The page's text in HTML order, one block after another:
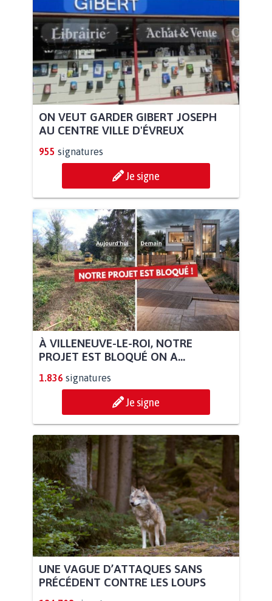
ON VEUT GARDER GIBERT JOSEPH
AU CENTRE VILLE D'ÉVREUX
955 signatures
Je signe
À VILLENEUVE-LE-ROI, NOTRE
PROJET EST BLOQUÉ ON A...
1.836 signatures
Je signe
UNE VAGUE D’ATTAQUES SANS
PRÉCÉDENT CONTRE LES LOUPS